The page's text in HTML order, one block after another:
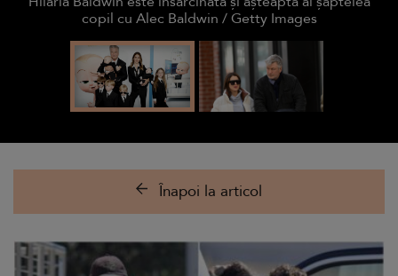
copil cu Alec Baldwin / Getty Images
Înapoi la articol